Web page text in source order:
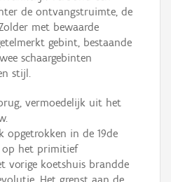
de ontvangstruimte, de
met bewaarde
gebint, bestaande
schaargebinten
stijl.
vermoedelijk uit het
opgetrokken in de 19de
op het primitief
vorige koetshuis brandde